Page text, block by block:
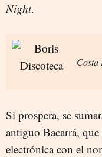
Night.
Costa
Si prospera, se
antiguo Bacarrá,
electrónica con el